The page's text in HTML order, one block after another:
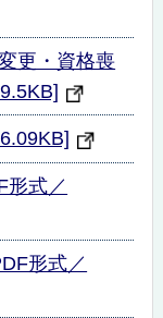
更・資格喪
形式／
形式／